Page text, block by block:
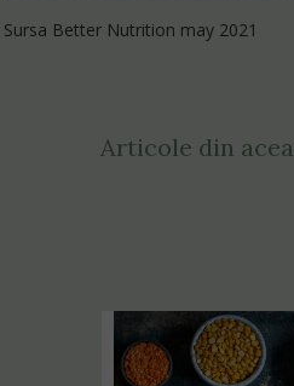
Sursa Better Nutrition may 2021
Articole din